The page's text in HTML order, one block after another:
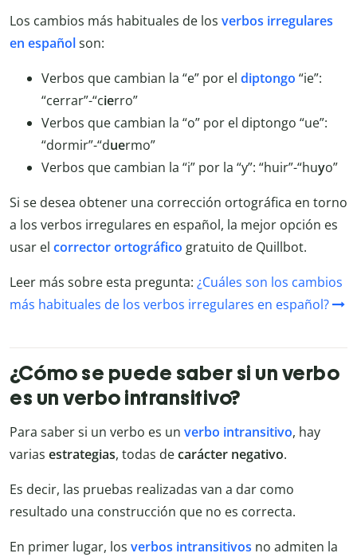
Los cambios más habituales de los verbos irregulares
en españolson:
Verbos que cambian la “e” por el diptongo “ie”:
“cerrar”-“cierro”
Verbos que cambian la “o” por el diptongo “ue”:
“dormir”-“duermo”
Verbos que cambian la “i” por la “y”: “huir”-“huyo”
Si se desea obtener una corrección ortográfica en torno
a los verbos irregulares en español, la mejor opción es
usar el corrector ortográfico gratuito de Quillbot.
Leer más sobre esta pregunta: ¿Cuáles son los cambios
más habituales de los verbos irregulares en español?
¿Cómo se puede saber si un verbo
es un verbo intransitivo?
Para saber si un verbo es un verbo intransitivo, hay
varias estrategias, todas decarácter negativo.
Es decir, las pruebas realizadas van a dar como
resultado una construcción que no es correcta.
En primer lugar, los verbos intransitivos no admiten la